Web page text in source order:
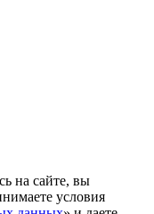
на сайте, вы
условия